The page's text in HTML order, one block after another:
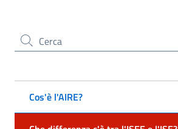
Cerca nel sito
Cos'è l'AIRE?